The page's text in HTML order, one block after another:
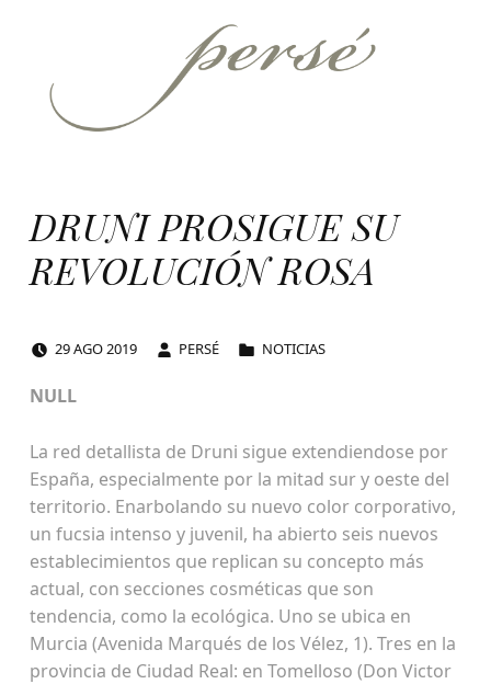
DRUNI PROSIGUE SU
REVOLUCIÓN ROSA
29AGO2019 PERSÉ NOTICIAS
NULL
La red detallista de Druni sigue extendiendose por
España, especialmente por la mitad sur y oeste del
territorio. Enarbolando su nuevo color corporativo,
un fucsia intenso y juvenil, ha abierto seis nuevos
establecimientos que replican su concepto más
actual, con secciones cosméticas que son
tendencia, como la ecológica. Uno se ubica en
Murcia (Avenida Marqués de los Vélez, 1). Tres en la
provincia de Ciudad Real: en Tomelloso (Don Victor